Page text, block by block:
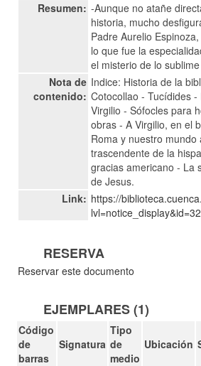
Resumen: -Aunque no atañe
historia, mucho
Padre Aurelio
lo que fue la
el misterio de lo
Nota de
contenido:
Indice: Historia de la
Cotocollao - Tucídides
Virgilio - Sófocles para
obras - A Virgilio, en el
Roma y nuestro
trascendente de la
gracias americano - La
de Jesus.
Link: https://
RESERVA
Reservar este documento
EJEMPLARES (1)
Código
de
barras
Signatura
Tipo
de
medio
Ubicación